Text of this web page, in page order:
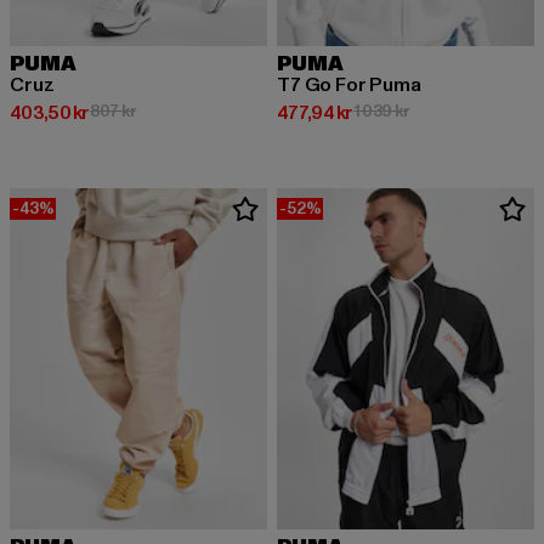
PUMA
Cruz
403,50 kr
Nuvarande pris: 403,50 kr
807 krKampanjpris: 807 kr
PUMA
T7 Go For Puma
477,94 kr
Nuvarande pris: 477,94 kr
1 039 krKampanjpris: 1
-43% -52%